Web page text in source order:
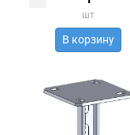
шт
В корзину